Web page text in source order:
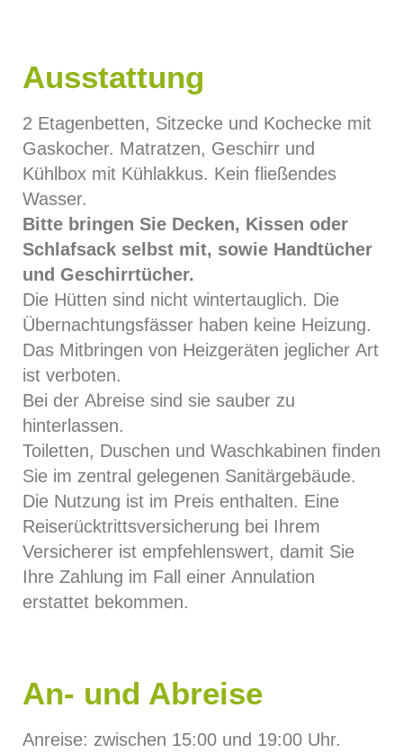
Ausstattung
2 Etagenbetten, Sitzecke und Kochecke mit
Gaskocher. Matratzen, Geschirr und
Kühlbox mit Kühlakkus. Kein fließendes
Wasser.
Bitte bringen Sie Decken, Kissen oder
Schlafsack selbst mit, sowie Handtücher
und Geschirrtücher.
Die Hütten sind nicht wintertauglich. Die
Übernachtungsfässer haben keine Heizung.
Das Mitbringen von Heizgeräten jeglicher Art
ist verboten.
Bei der Abreise sind sie sauber zu
hinterlassen.
Toiletten, Duschen und Waschkabinen finden
Sie im zentral gelegenen Sanitärgebäude.
Die Nutzung ist im Preis enthalten. Eine
Reiserücktrittsversicherung bei Ihrem
Versicherer ist empfehlenswert, damit Sie
Ihre Zahlung im Fall einer Annulation
erstattet bekommen.
An- und Abreise
Anreise: zwischen 15:00 und 19:00 Uhr.